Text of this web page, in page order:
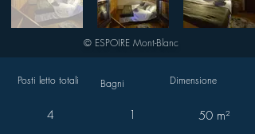
© ESPOIRE Mont-Blanc
Posti letto totali
4
Bagni
1
Dimensione
50 m²